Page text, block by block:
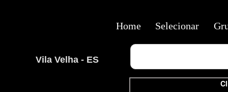
Vila Velha - ES
Home Selecionar